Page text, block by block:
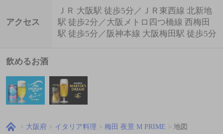
アクセス
ＪＲ 大阪駅 徒歩5分／ＪＲ東西線 北新地
駅 徒歩2分／大阪メトロ四つ橋線 西梅田
駅 徒歩5分／阪神本線 大阪梅田駅 徒歩5分
飲めるお酒
大阪府 イタリア料理 梅田 夜景 M PRIME 地図